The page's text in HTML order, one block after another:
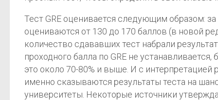
Тест GRE оценивается следующим образом:
оцениваются от 130 до 170 баллов (в новой
количество сдававших тест набрали
проходного балла по GRE не
это около 70-80% и выше. И с интерпретацией
именно сказываются результаты теста на
университеты. Некоторые источники